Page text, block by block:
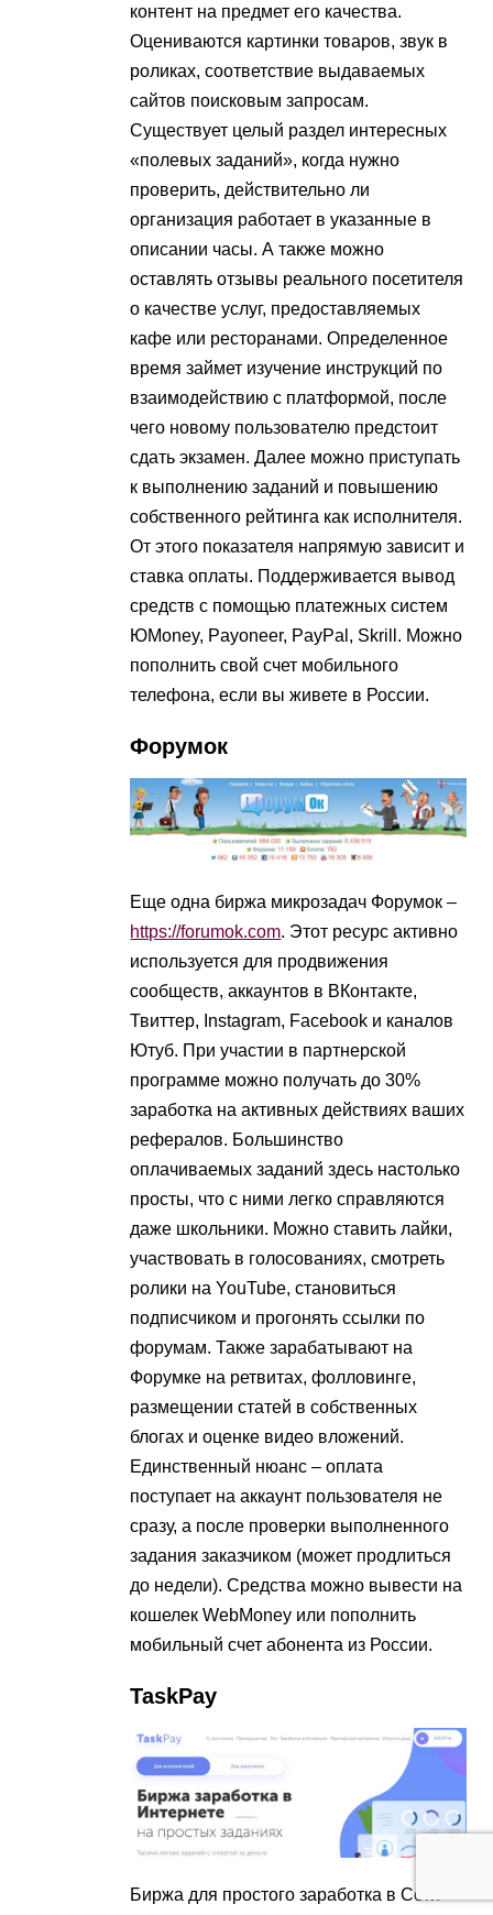
контент на предмет его качества.
Оцениваются картинки товаров, звук в
роликах, соответствие выдаваемых
сайтов поисковым запросам.
Существует целый раздел интересных
«полевых заданий», когда нужно
проверить, действительно ли
организация работает в указанные в
описании часы. А также можно
оставлять отзывы реального посетителя
о качестве услуг, предоставляемых
кафе или ресторанами. Определенное
время займет изучение инструкций по
взаимодействию с платформой, после
чего новому пользователю предстоит
сдать экзамен. Далее можно приступать
к выполнению заданий и повышению
собственного рейтинга как исполнителя.
От этого показателя напрямую зависит и
ставка оплаты. Поддерживается вывод
средств с помощью платежных систем
ЮMoney, Payoneer, PayPal, Skrill. Можно
пополнить свой счет мобильного
телефона, если вы живете в России.
Форумок
Еще одна биржа микрозадач Форумок –
https://forumok.com. Этот ресурс активно
используется для продвижения
сообществ, аккаунтов в ВКонтакте,
Твиттер, Instagram, Facebook и каналов
Ютуб. При участии в партнерской
программе можно получать до 30%
заработка на активных действиях ваших
рефералов. Большинство
оплачиваемых заданий здесь настолько
просты, что с ними легко справляются
даже школьники. Можно ставить лайки,
участвовать в голосованиях, смотреть
ролики на YouTube, становиться
подписчиком и прогонять ссылки по
форумам. Также зарабатывают на
Форумке на ретвитах, фолловинге,
размещении статей в собственных
блогах и оценке видео вложений.
Единственный нюанс – оплата
поступает на аккаунт пользователя не
сразу, а после проверки выполненного
задания заказчиком (может продлиться
до недели). Средства можно вывести на
кошелек WebMoney или пополнить
мобильный счет абонента из России.
TaskPay
Биржа для простого заработка в Сети